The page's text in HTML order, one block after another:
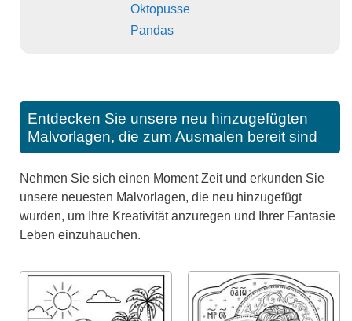
Oktopusse
Pandas
Entdecken Sie unsere neu hinzugefügten
Malvorlagen, die zum Ausmalen bereit sind
Nehmen Sie sich einen Moment Zeit und erkunden Sie
unsere neuesten Malvorlagen, die neu hinzugefügt
wurden, um Ihre Kreativität anzuregen und Ihrer Fantasie
Leben einzuhauchen.